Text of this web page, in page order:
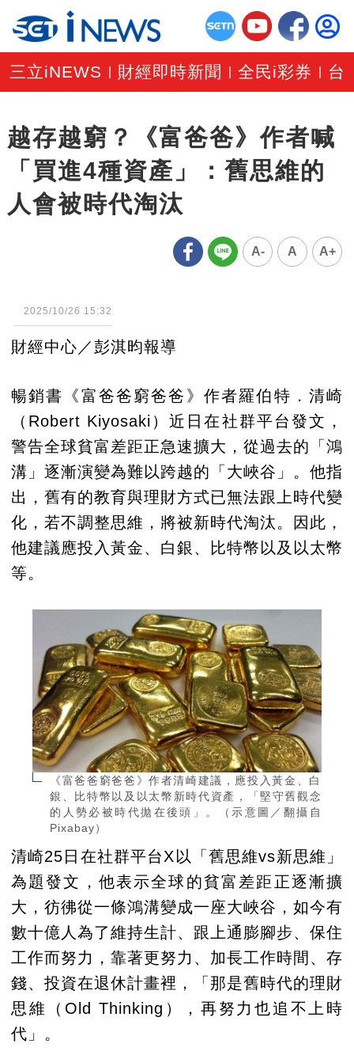
三立iNEWS 財經即時新聞 |全民i彩券 台
越存越窮？《富爸爸》作者喊
「買進4種資產」：舊思維的
人會被時代淘汰
A- A A+
2025/10/26 15:32
財經中心／彭淇昀報導
暢銷書《富爸爸窮爸爸》作者羅伯特．清崎
（Robert Kiyosaki）近日在社群平台發文，
警告全球貧富差距正急速擴大，從過去的「鴻
溝」逐漸演變為難以跨越的「大峽谷」。他指
出，舊有的教育與理財方式已無法跟上時代變
化，若不調整思維，將被新時代淘汰。因此，
他建議應投入黃金、白銀、比特幣以及以太幣
等。
《富爸爸窮爸爸》作者清崎建議，應投入黃金、白
銀、比特幣以及以太幣新時代資產，「堅守舊觀念
的人勢必被時代拋在後頭」。（示意圖／翻攝自
Pixabay）
清崎25日在社群平台X以「舊思維vs新思維」
為題發文，他表示全球的貧富差距正逐漸擴
大，彷彿從一條鴻溝變成一座大峽谷，如今有
數十億人為了維持生計、跟上通膨腳步、保住
工作而努力，靠著更努力、加長工作時間、存
錢、投資在退休計畫裡，「那是舊時代的理財
思維（Old Thinking），再努力也追不上時
代」。